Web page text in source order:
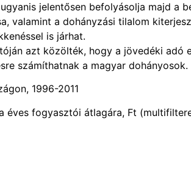
jelentősen befolyásolja majd a
valamint a dohányzási tilalom
is járhat.
azt közölték, hogy a jövedéki adó
számíthatnak a magyar dohányosok.
1996-2011
éves fogyasztói átlagára, Ft